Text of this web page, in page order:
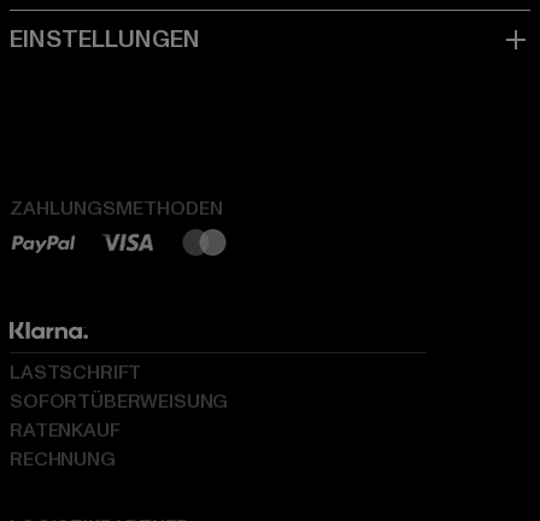
ZAHLUNGSMETHODEN
LASTSCHRIFT
SOFORTÜBERWEISUNG
RATENKAUF
RECHNUNG